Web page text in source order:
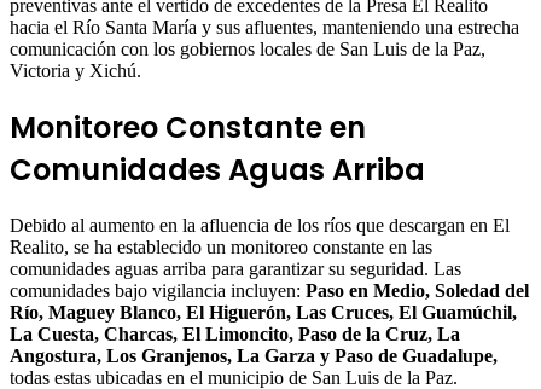
preventivas ante el vertido de excedentes de la Presa El Realito
hacia el Río Santa María y sus afluentes, manteniendo una estrecha
comunicación con los gobiernos locales de San Luis de la Paz,
Victoria y Xichú.
Monitoreo Constante en
Comunidades Aguas Arriba
Debido al aumento en la afluencia de los ríos que descargan en El
Realito, se ha establecido un monitoreo constante en las
comunidades aguas arriba para garantizar su seguridad. Las
comunidades bajo vigilancia incluyen: Paso en Medio, Soledad del
Río, Maguey Blanco, El Higuerón, Las Cruces, El Guamúchil,
La Cuesta, Charcas, El Limoncito, Paso de la Cruz, La
Angostura, Los Granjenos, La Garza y Paso de Guadalupe,
todas estas ubicadas en el municipio de San Luis de la Paz.